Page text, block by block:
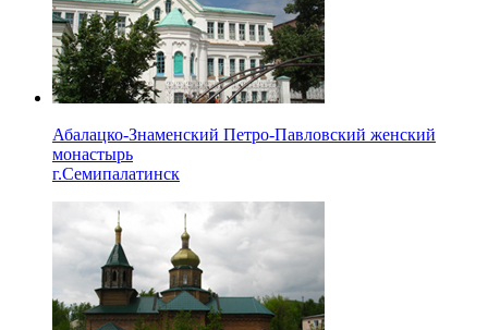
Абалацко-Знаменский Петро-Павловский женский
монастырь
г.Семипалатинск